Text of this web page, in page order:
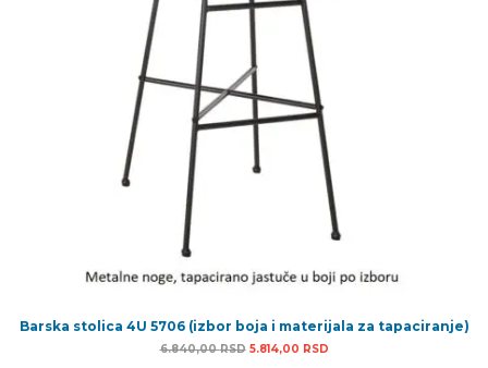
Barska stolica 4U 5706 (izbor boja i materijala za tapaciranje)
6.840,00RSD Originalna cena je bila: 6.840,00 RSD.
5.814,00 RSDTrenutna cena je: